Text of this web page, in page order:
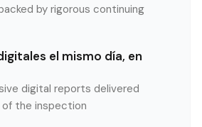
by rigorous continuing
el mismo día, en
digital reports delivered
of the inspection